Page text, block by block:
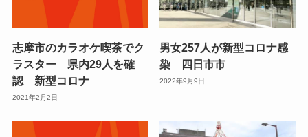
志摩市のカラオケ喫茶でク
ラスター 県内29人を確
認 新型コロナ
2021年2月2日
男女257人が新型コロナ感
染 四日市市
2022年9月9日